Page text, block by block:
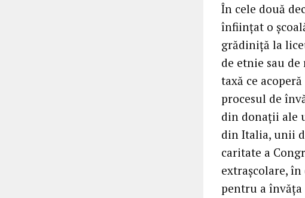
În cele două
înfiinţat o
grădiniţă la
de etnie sau
taxă ce
procesul de
din donaţii ale
din Italia, unii
caritate a
extraşcolare,
pentru a învăţa